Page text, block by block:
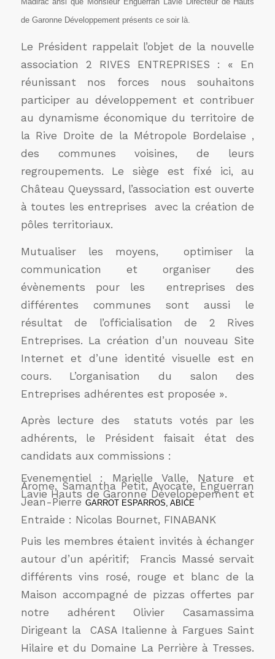
de Garonne Développement présents ce soir là.
Le Président rappelait l’objet de la nouvelle
association 2 RIVES ENTREPRISES : « En
réunissant nos forces nous souhaitons
participer au développement et contribuer
au dynamisme économique du territoire de
la Rive Droite de la Métropole Bordelaise ,
des communes voisines, de leurs
regroupements. Le siège est fixé ici, au
Château Queyssard, l’association est ouverte
à toutes les entreprises avec la création de
pôles territoriaux.
Mutualiser les moyens, optimiser la
communication et organiser des
évènements pour les entreprises des
différentes communes sont aussi le
résultat de l’officialisation de 2 Rives
Entreprises. La création d’un nouveau Site
Internet et d’une identité visuelle est en
cours. L’organisation du salon des
Entreprises adhérentes est proposée ».
Après lecture des statuts votés par les
adhérents, le Président faisait état des
candidats aux commissions :
Evenementiel : Marielle Valle, Nature et
Arome, Samantha Petit, Avocate, Enguerran
Lavie Hauts de Garonne Dévelopepement et
Jean-Pierre GARROT ESPARROS, ABICE
Entraide : Nicolas Bournet, FINABANK
Puis les membres étaient invités à échanger
autour d’un apéritif; Francis Massé servait
différents vins rosé, rouge et blanc de la
Maison accompagné de pizzas offertes par
notre adhérent Olivier Casamassima
Dirigeant la CASA Italienne à Fargues Saint
Hilaire et du Domaine La Perrière à Tresses.